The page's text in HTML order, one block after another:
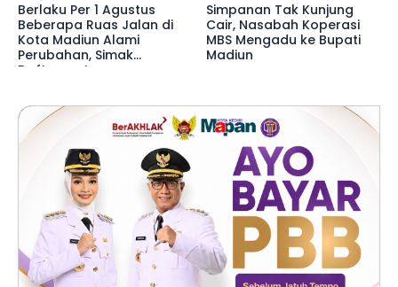
Berlaku Per 1 Agustus
Beberapa Ruas Jalan di
Kota Madiun Alami
Perubahan, Simak
Daftarnya!
Simpanan Tak Kunjung
Cair, Nasabah Koperasi
MBS Mengadu ke Bupati
Madiun